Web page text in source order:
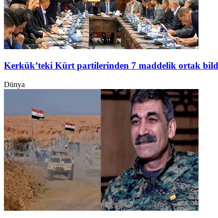
Kerkük’teki Kürt partilerinden 7 maddelik ortak
Dünya